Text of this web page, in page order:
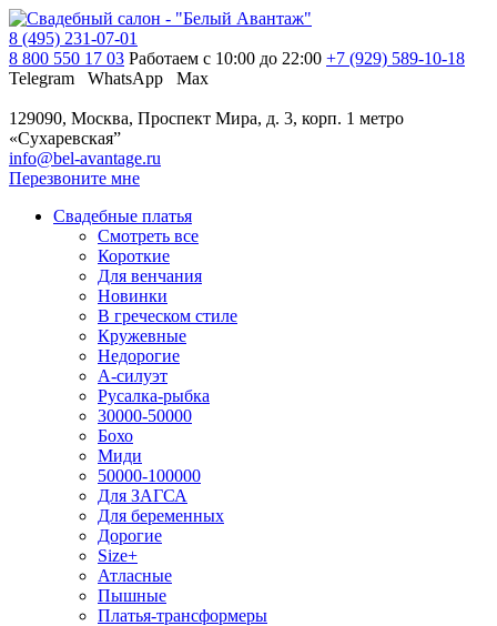
8 (495) 231-07-01
8 800 550 17 03 Работаем с 10:00 до 22:00 +7 (929) 589-10-18
Telegram
WhatsApp Max
129090, Москва, Проспект Мира, д. 3, корп. 1 метро
«Сухаревская”
info@bel-avantage.ru
Перезвоните мне
Свадебные платья
Смотреть все
Короткие
Для венчания
Новинки
В греческом стиле
Кружевные
Недорогие
А-силуэт
Русалка-рыбка
30000-50000
Бохо
Миди
50000-100000
Для ЗАГСА
Для беременных
Дорогие
Size+
Атласные
Пышные
Платья-трансформеры